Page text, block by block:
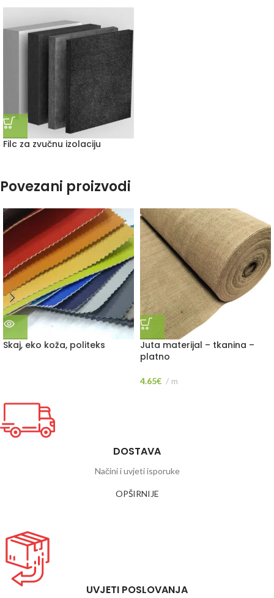
Filc za zvučnu izolaciju
Povezani proizvodi
Skaj, eko koža, politeks
Juta materijal – tkanina –
platno
4.65€ m
DOSTAVA
Načini i uvjeti isporuke
OPŠIRNIJE
UVJETI POSLOVANJA